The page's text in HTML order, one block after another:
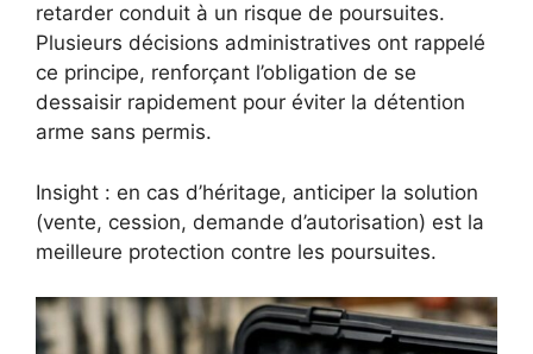
retarder conduit à un risque de poursuites.
Plusieurs décisions administratives ont rappelé
ce principe, renforçant l’obligation de se
dessaisir rapidement pour éviter la détention
arme sans permis.
Insight : en cas d’héritage, anticiper la solution
(vente, cession, demande d’autorisation) est la
meilleure protection contre les poursuites.